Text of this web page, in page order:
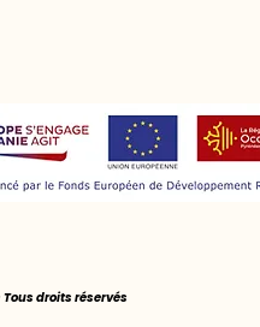
droits réservés